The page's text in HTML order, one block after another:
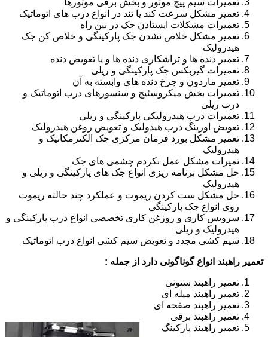
تعمیرات سیم پیچ موتور و بخش برقی موتورها
تعمیر مشکل سرعت کند یا تند در انواع درب های اتوماتیک
تعمیرات مشکلات ایستادن جک در بین راه
تعمیر مشکل خلاص نشدن جک پارکینگی و خلاص کن جک
هیدرولیک
تعمیر دنده ها و تراشکاری دنده ها و یا تعویض دنده
تعمیرات گیربکس جک پارکینگی و ریلی
تعمیر ماردون و چرخ دنده های وابسته به آن
تعمیرات بخش میکروسئیچ و سنسورهای درب اتوماتیک و
درب ریلی
تعمیرات درب هیدرولیکی پارکینگی و ریلی
تعویض اورینگ درب هیدولیک و تعویض روغن هیدرولیک
تعمیر مشکل بورد فرمان مرکزی جک الکترمکانیک و
هیدرولیک
تمیرات مشکل عمل نکردم چشمی های جک
حل مشکل برنامه ریزی انواع جک های پارکینگی و ریلی و
هیدرولیک
حل مشکل ست کردن ریموت و عملکرد چند حالته ریموت
روی انواع جک پارکینگی
سرویس کاری و روزغن کاری تخصصی انواع درب پارکینگی و
هیدرولیک و ریلی
سیم کشی مجدد و تعویض سیم کشی انواع درب اتوماتیک
تعمیر راهبند انواع گوناگونی دارد از جمله :
تعمیر راهبند ستونی
تعمیر راهبند میله ای
تعمیر راهبند صفحه ای
تعمیر راهبند برقی
تعمیر راهبند پارکینگ